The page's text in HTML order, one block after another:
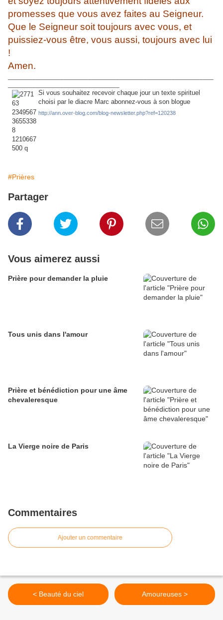
promesses que vous avez faites au Seigneur.
Que le Seigneur soit toujours avec vous, et
puissiez-vous être, vous aussi, toujours avec lui
!
Amen.
Si vous souhaitez recevoir chaque jour un texte spirituel
choisi par le diacre Marc abonnez-vous à son blogue
http://ann.over-blog.com/blog-newsletter.php?ref=120238
#Prières
Partager
Vous aimerez aussi
Prière pour demander la pluie
Tous unis dans l'amour
Prière et bénédiction pour une âme
chevaleresque
La Vierge noire de Paris
Commentaires
Ajouter un commentaire
< Beauté du ciel Amoureuses >